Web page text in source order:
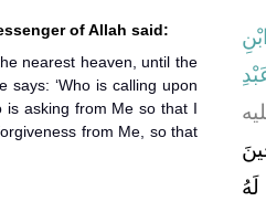
of Allah said:
nearest heaven, until the
says: ‘Who is calling upon
is asking from Me so that I
from Me, so that
ابْنِ